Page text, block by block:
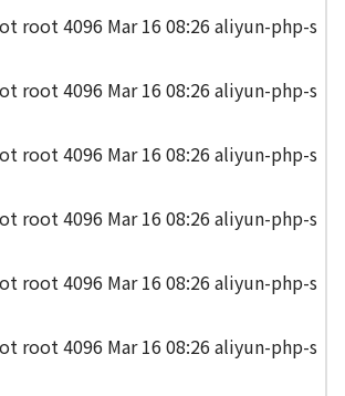
root 4096 Mar 16 08:26 aliyun-php-s
root 4096 Mar 16 08:26 aliyun-php-s
root 4096 Mar 16 08:26 aliyun-php-s
root 4096 Mar 16 08:26 aliyun-php-s
root 4096 Mar 16 08:26 aliyun-php-s
root 4096 Mar 16 08:26 aliyun-php-s